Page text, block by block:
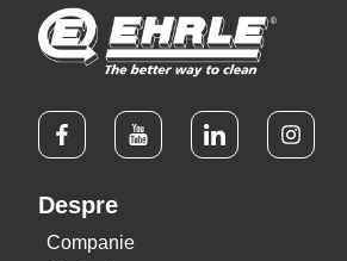
Despre
Companie